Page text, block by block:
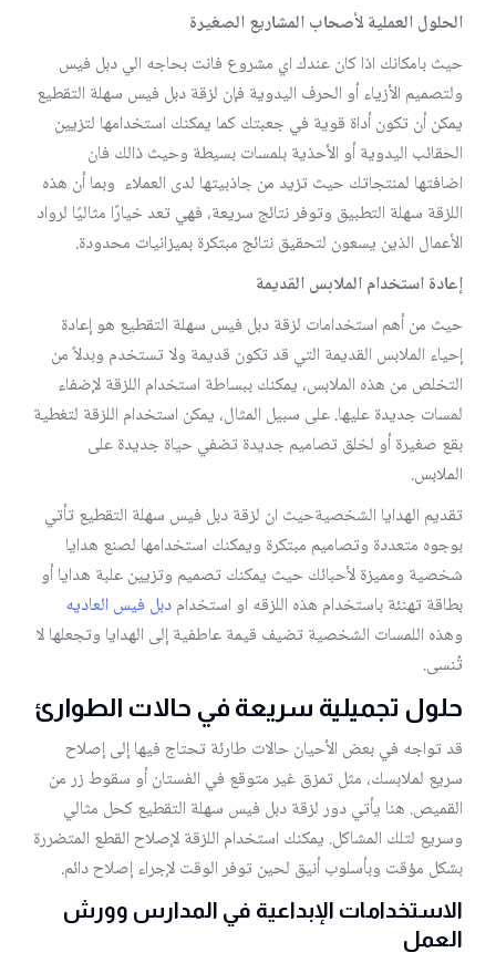
الحلول العملية لأصحاب المشاريع الصغيرة
حيث بامكانك اذا كان عندك اي مشروع فانت بحاجه الي دبل فيس
ولتصميم الأزياء أو الحرف اليدوية فإن لزقة دبل فيس سهلة التقطيع
يمكن أن تكون أداة قوية في جعبتك كما يمكنك استخدامها لتزيين
الحقائب اليدوية أو الأحذية بلمسات بسيطة وحيث ذالك فان
اضافتها لمنتجاتك حيث تزيد من جاذبيتها لدى العملاء وبما أن هذه
اللزقة سهلة التطبيق وتوفر نتائج سريعة، فهي تعد خيارًا مثاليًا لرواد
الأعمال الذين يسعون لتحقيق نتائج مبتكرة بميزانيات محدودة.
إعادة استخدام الملابس القديمة
حيث من أهم استخدامات لزقة دبل فيس سهلة التقطيع هو إعادة
إحياء الملابس القديمة التي قد تكون قديمة ولا تستخدم وبدلاً من
التخلص من هذه الملابس، يمكنك ببساطة استخدام اللزقة لإضفاء
لمسات جديدة عليها. على سبيل المثال، يمكن استخدام اللزقة لتغطية
بقع صغيرة أو لخلق تصاميم جديدة تضفي حياة جديدة على
الملابس.
تقديم الهدايا الشخصيةحيث ان لزقة دبل فيس سهلة التقطيع تأتي
بوجوه متعددة وتصاميم مبتكرة ويمكنك استخدامها لصنع هدايا
شخصية ومميزة لأحبائك حيث يمكنك تصميم وتزيين علبة هدايا أو
بطاقة تهنئة باستخدام هذه اللزقه او استخدامدبل فيس العاديه
وهذه اللمسات الشخصية تضيف قيمة عاطفية إلى الهدايا وتجعلها لا
تُنسى.
حلول تجميلية سريعة في حالات الطوارئ
قد تواجه في بعض الأحيان حالات طارئة تحتاج فيها إلى إصلاح
سريع لملابسك، مثل تمزق غير متوقع في الفستان أو سقوط زر من
القميص. هنا يأتي دور لزقة دبل فيس سهلة التقطيع كحل مثالي
وسريع لتلك المشاكل. يمكنك استخدام اللزقة لإصلاح القطع المتضررة
بشكل مؤقت وبأسلوب أنيق لحين توفر الوقت لإجراء إصلاح دائم.
الاستخدامات الإبداعية في المدارس وورش
العمل